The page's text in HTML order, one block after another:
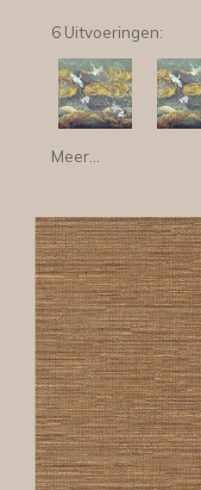
6 Uitvoeringen:
Meer...